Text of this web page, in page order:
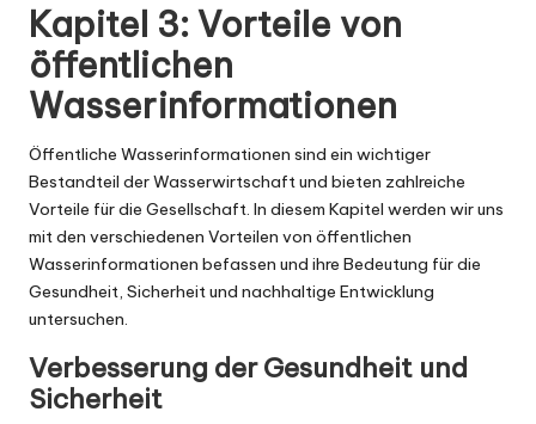
Kapitel 3: Vorteile von
öffentlichen
Wasserinformationen
Öffentliche Wasserinformationen sind ein wichtiger
Bestandteil der Wasserwirtschaft und bieten zahlreiche
Vorteile für die Gesellschaft. In diesem Kapitel werden wir uns
mit den verschiedenen Vorteilen von öffentlichen
Wasserinformationen befassen und ihre Bedeutung für die
Gesundheit, Sicherheit und nachhaltige Entwicklung
untersuchen.
Verbesserung der Gesundheit und
Sicherheit